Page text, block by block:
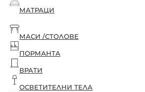
МАТРАЦИ
МАСИ /СТОЛОВЕ
ПОРМАНТА
ВРАТИ
ОСВЕТИТЕЛНИ ТЕЛА